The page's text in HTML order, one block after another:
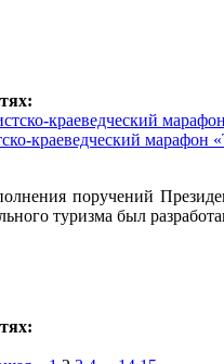
краеведческий марафон
поручений
туризма был